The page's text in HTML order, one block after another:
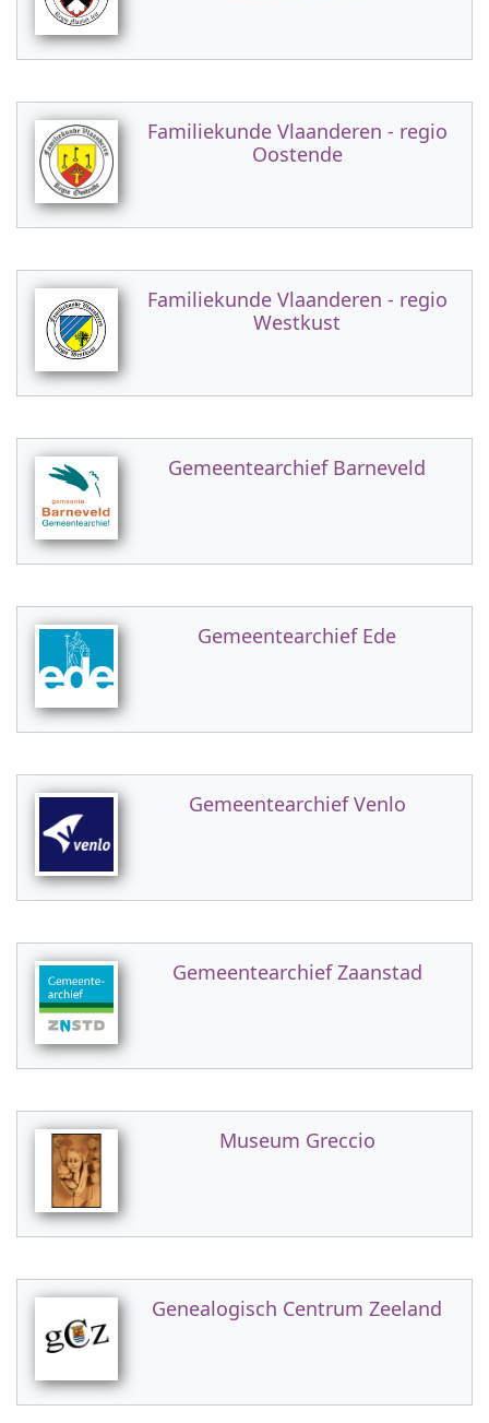
Familiekunde Vlaanderen - regio
Oostende
Familiekunde Vlaanderen - regio
Westkust
Gemeentearchief Barneveld
Gemeentearchief Ede
Gemeentearchief Venlo
Gemeentearchief Zaanstad
Museum Greccio
Genealogisch Centrum Zeeland